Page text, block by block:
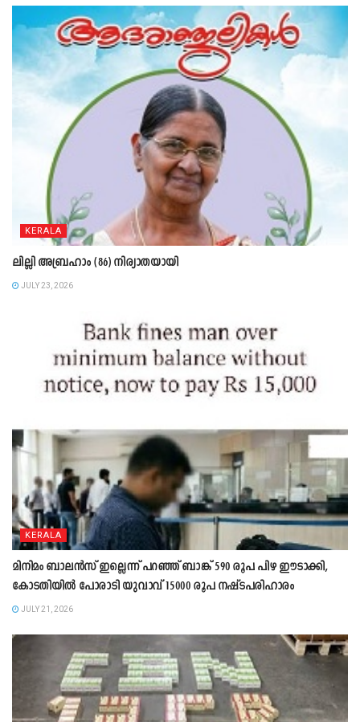
KERALA
ലില്ലി അബ്രഹാം (86) നിര്യാതയായി
JULY 23, 2026
KERALA
മിനിമം ബാലൻസ് ഇല്ലെന്ന് പറഞ്ഞ് ബാങ്ക് 590 രൂപ പിഴ ഈടാക്കി,
കോടതിയിൽ പോരാടി യുവാവ് 15000 രൂപ നഷ്ടപരിഹാരം
JULY 21, 2026